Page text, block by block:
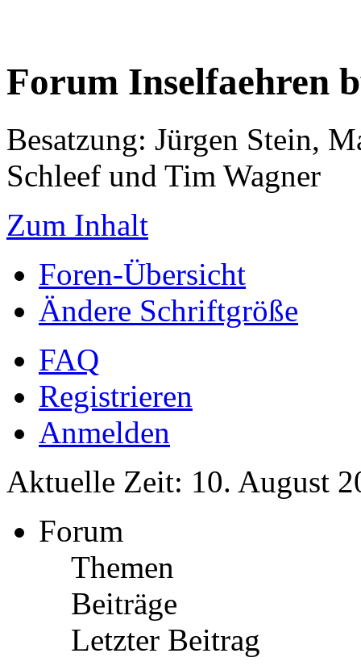
Forum Inselfaehren
Besatzung: Jürgen Stein,
Schleef und Tim Wagner
Zum Inhalt
Foren-Übersicht
Ändere Schriftgröße
FAQ
Registrieren
Anmelden
Aktuelle Zeit: 10. August
Forum
Themen
Beiträge
Letzter Beitrag